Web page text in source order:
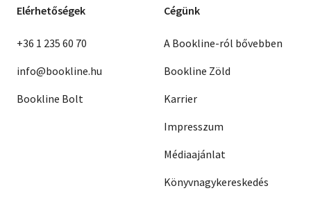
Elérhetőségek
+36 1 235 60 70
info@bookline.hu
Bookline Bolt
Cégünk
A Bookline-ról bővebben
Bookline Zöld
Karrier
Impresszum
Médiaajánlat
Könyvnagykereskedés